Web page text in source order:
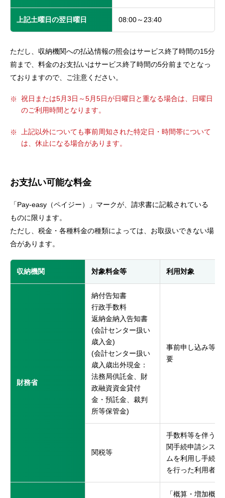
上記土曜日の翌日曜日 08:00～23:40
ただし、収納機関への払込情報の照会はサービス終了時間の15分
前まで、料金のお支払いはサービス終了時間の5分前までとなっ
ておりますので、ご注意ください。
祝日または5月3日～5月5日が日曜日と重なる場合は、日曜日
のご利用時間となります。
上記以外についても事前周知された特定日・時間帯について
は、休止になる場合があります。
お支払い可能な料金
「Pay-easy（ペイジー）」マークが、請求書に記載されている
ものに限ります。
ただし、税金・各種料金の種類によっては、お取扱いできない場
合があります。
収納機関 対象料金等 利用対象
財務省
納付告知書
行政手数料
返納金納入告知書
(会計センター扱い
歳入金)
(会計センター扱い
歳入歳出外現金：
法務局供託金、財
政融資資金貸付
金・預託金、裁判
所等保管金)
事前申し込み等不
要
関税等
手数料等を伴う税
関手続申請システ
ムを利用し手続き
を行った利用者
「概算・増加概